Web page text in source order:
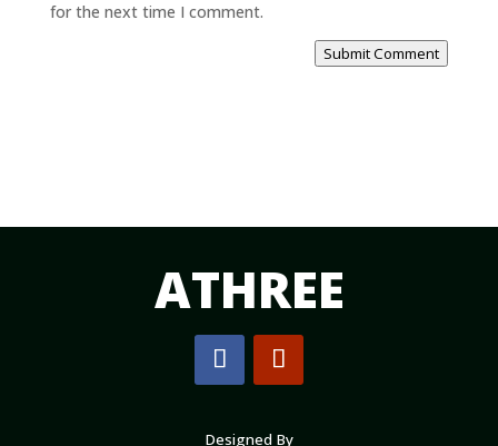
for the next time I comment.
Submit Comment
ATHREE
Designed By